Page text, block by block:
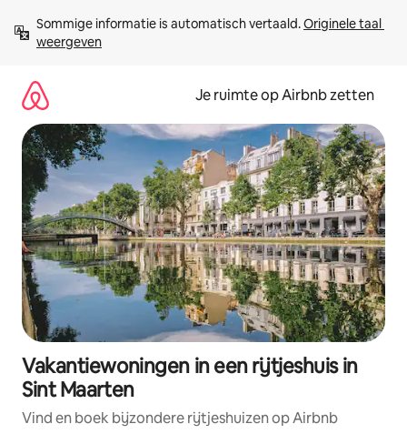
direct
naar
Sommige informatie is automatisch vertaald. Originele taal
weergeven
Je ruimte op Airbnb zetten
Vakantiewoningen in een rijtjeshuis in
Sint Maarten
Vind en boek bijzondere rijtjeshuizen op Airbnb